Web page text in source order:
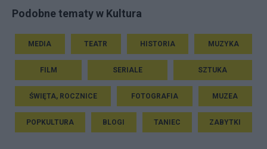
Podobne tematy w Kultura
MEDIA TEATR HISTORIA MUZYKA
FILM SERIALE SZTUKA
ŚWIĘTA, ROCZNICE FOTOGRAFIA MUZEA
POPKULTURA BLOGI TANIEC ZABYTKI